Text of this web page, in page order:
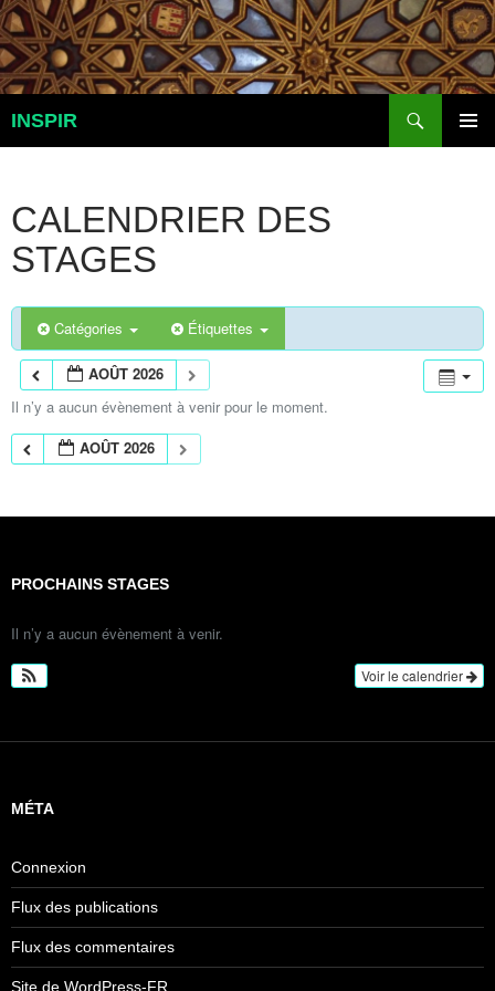
Aller
au
contenu
INSPIR
CALENDRIER DES
STAGES
Catégories Étiquettes
AOÛT 2026
Il n’y a aucun évènement à venir pour le moment.
AOÛT 2026
PROCHAINS STAGES
Il n’y a aucun évènement à venir.
Voir le calendrier
MÉTA
Connexion
Flux des publications
Flux des commentaires
Site de WordPress-FR